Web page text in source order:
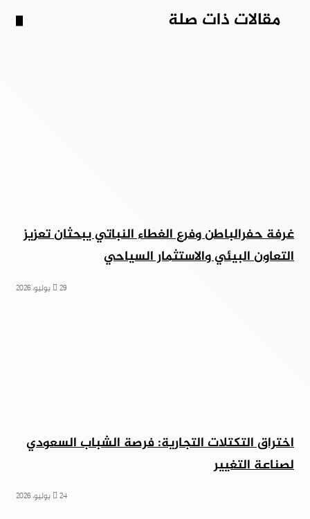
مقالات ذات صلة
غرفة حفرالباطن وفرع الغطاء النباتي يبحثان تعزيز
التعاون البيئي والاستثمار السياحي
29 يوليو، 2026
اختراق التكتلات التجارية: فرصة الشباب السعودي
لصناعة التغيير
24 يوليو، 2026